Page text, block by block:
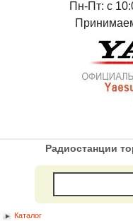
Пн-Пт: с
Радиостанции
Каталог